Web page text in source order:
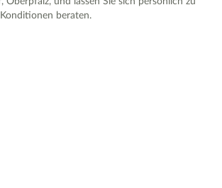
beraten.